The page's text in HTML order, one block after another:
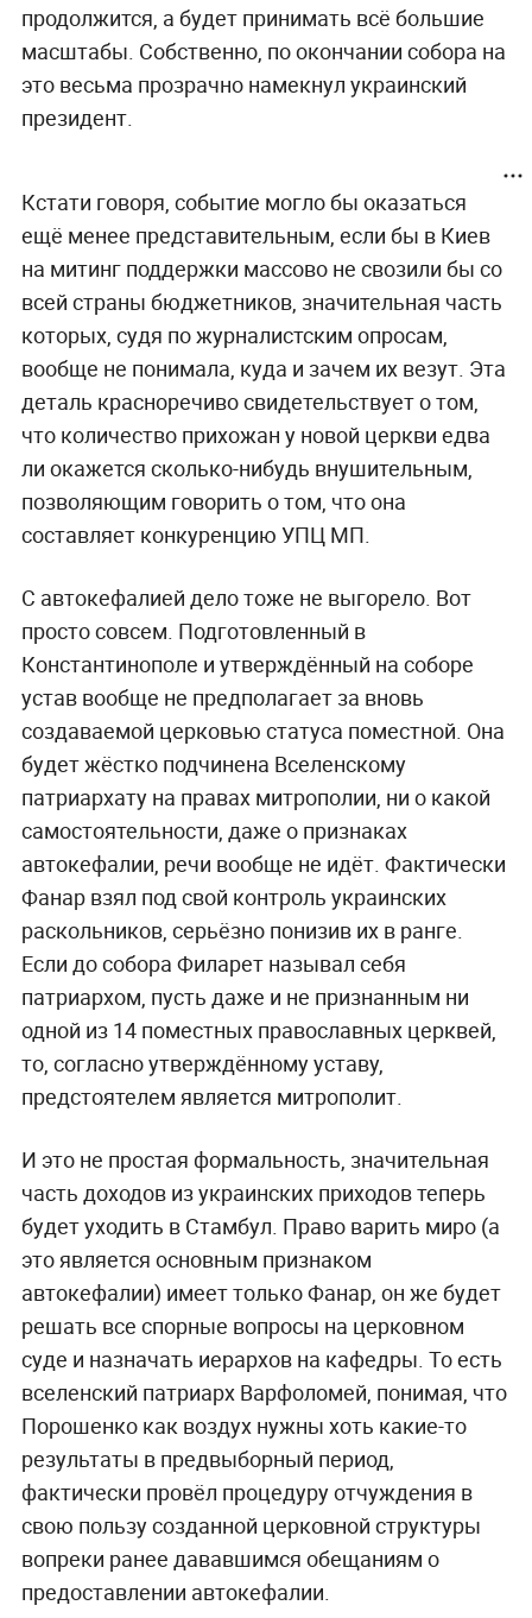
продолжится, а будет принимать всё большие
масштабы. Собственно, по окончании собора на
это весьма прозрачно намекнул украинский
президент.
Кстати говоря, событие могло бы оказаться
ещё менее представительным, если бы в Киев
на митинг поддержки массово не свозили бы со
всей страны бюджетников, значительная часть
которых, судя по журналистским опросам,
вообще не понимала, куда и зачем их везут. Эта
деталь красноречиво свидетельствует о том,
что количество прихожан у новой церкви едва
ли окажется сколько-нибудь внушительным,
позволяющим говорить о том, что она
составляет конкуренцию УПЦ МП.
С автокефалией дело тоже не выгорело. Вот
просто совсем. Подготовленный в
Константинополе и утверждённый на соборе
устав вообще не предполагает за вновь
создаваемой церковью статуса поместной. Она
будет жёстко подчинена Вселенскому
патриархату на правах митрополии, ни о какой
самостоятельности, даже о признаках
автокефалии, речи вообще не идёт. Фактически
Фанар взял под свой контроль украинских
раскольников, серьёзно понизив их в ранге.
Если до собора Филарет называл себя
патриархом, пусть даже и не признанным ни
одной из 14 поместных православных церквей,
то, согласно утверждённому уставу,
предстоятелем является митрополит.
И это не простая формальность, значительная
часть доходов из украинских приходов теперь
будет уходить в Стамбул. Право варить миро (а
это является основным признаком
автокефалии) имеет только Фанар, он же будет
решать все спорные вопросы на церковном
суде и назначать иерархов на кафедры. То есть
вселенский патриарх Варфоломей, понимая, что
Порошенко как воздух нужны хоть какие-то
результаты в предвыборный период,
фактически провёл процедуру отчуждения в
свою пользу созданной церковной структуры
вопреки ранее дававшимся обещаниям о
предоставлении автокефалии.